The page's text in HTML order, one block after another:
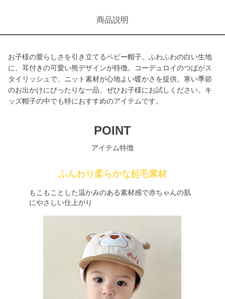
商品説明
お子様の愛らしさを引き立てるベビー帽子。ふわふわの白い生地
に、耳付きの可愛い熊デザインが特徴。コーデュロイのつばがス
タイリッシュで、ニット素材が心地よい暖かさを提供。寒い季節
のお出かけにぴったりな一品、ぜひお子様にお試しください。キ
ッズ帽子の中でも特におすすめのアイテムです。
POINT
アイテム特徴
ふんわり柔らかな起毛素材
もこもことした温かみのある素材感で赤ちゃんの肌
にやさしい仕上がり